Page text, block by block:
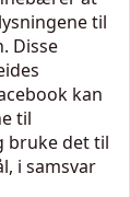
til
Disse
kan
til
bruke det til
i samsvar